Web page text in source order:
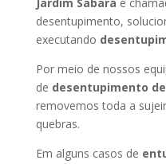
desentupimento,
executando
Por meio de nossos
de desentupimento
removemos toda a
quebras.
Em alguns casos de